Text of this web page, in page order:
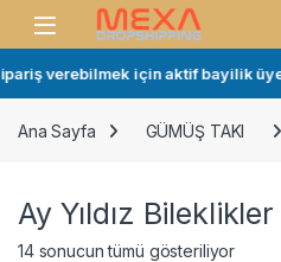
Skip to navigation
Skip to content
Open
verebilmek için aktif bayilik
Ana Sayfa GÜMÜŞ TAKI
Ay Yıldız Bileklikler
14 sonucun tümü gösteriliyor